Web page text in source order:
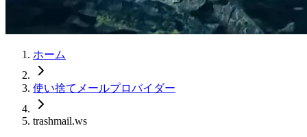
ホーム
使い捨てメールプロバイダー
trashmail.ws